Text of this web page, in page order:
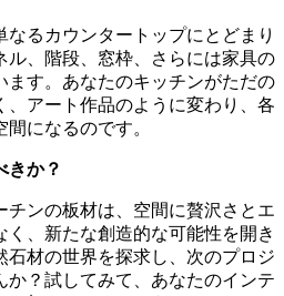
るカウンタートップにとどまり
ル、階段、窓枠、さらには家具の
ます。あなたのキッチンがただの
、アート作品のように変わり、各
になるのです。
きか？
チンの板材は、空間に贅沢さとエ
く、新たな創造的な可能性を開き
石材の世界を探求し、次のプロジ
か？試してみて、あなたのインテ